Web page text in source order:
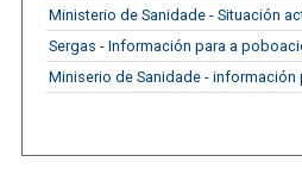
Ministerio de Sanidade - Situación
Sergas - Información para a
Miniserio de Sanidade -